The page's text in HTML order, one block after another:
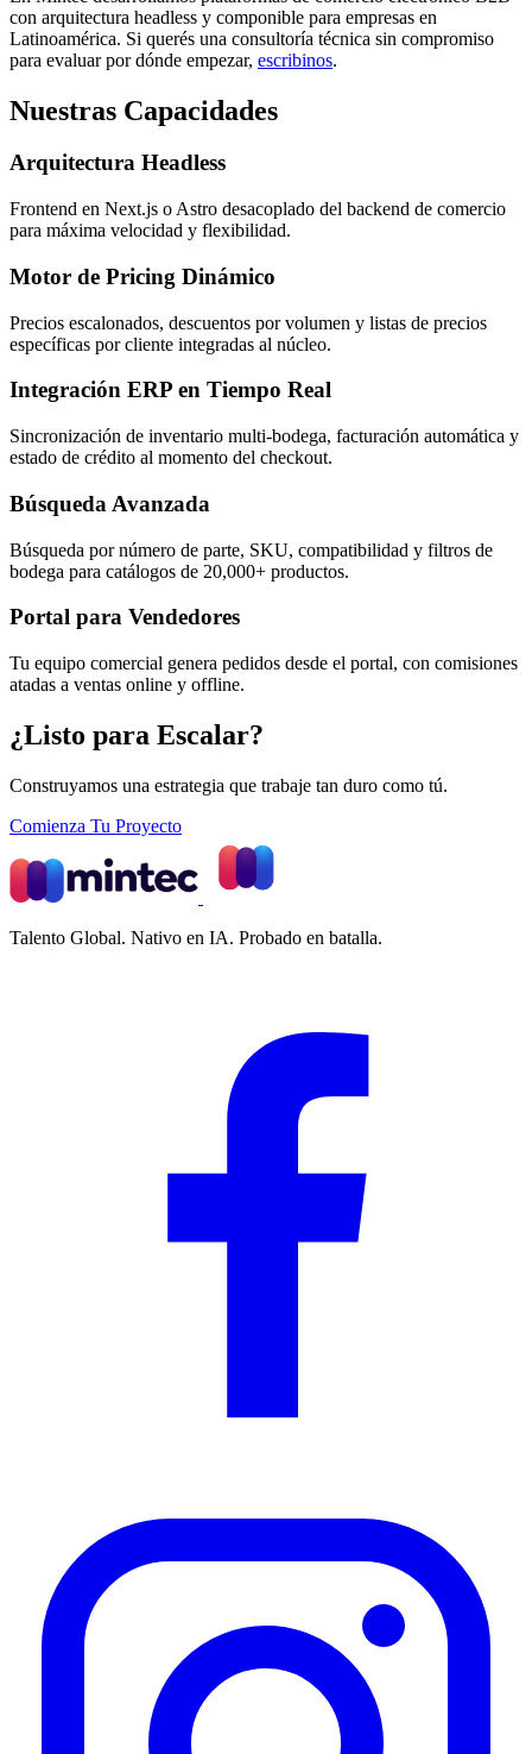
con arquitectura headless y componible para empresas en
Latinoamérica. Si querés una consultoría técnica sin compromiso
para evaluar por dónde empezar, escribinos.
Nuestras Capacidades
Arquitectura Headless
Frontend en Next.js o Astro desacoplado del backend de comercio
para máxima velocidad y flexibilidad.
Motor de Pricing Dinámico
Precios escalonados, descuentos por volumen y listas de precios
específicas por cliente integradas al núcleo.
Integración ERP en Tiempo Real
Sincronización de inventario multi-bodega, facturación automática y
estado de crédito al momento del checkout.
Búsqueda Avanzada
Búsqueda por número de parte, SKU, compatibilidad y filtros de
bodega para catálogos de 20,000+ productos.
Portal para Vendedores
Tu equipo comercial genera pedidos desde el portal, con comisiones
atadas a ventas online y offline.
¿Listo para Escalar?
Construyamos una estrategia que trabaje tan duro como tú.
Comienza Tu Proyecto
Talento Global. Nativo en IA. Probado en batalla.